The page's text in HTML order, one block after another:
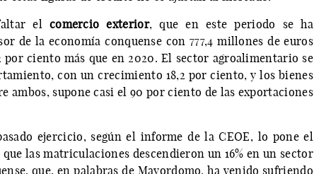
el comercio exterior, que en este periodo se ha
de la economía conquense con 777,4 millones de euros
por ciento más que en 2020. El sector agroalimentario se
con un crecimiento 18,2 por ciento, y los bienes
ambos, supone casi el 90 por ciento de las exportaciones
ejercicio, según el informe de la CEOE, lo pone el
que las matriculaciones descendieron un 16% en un sector
que, en palabras de Mayordomo, ha venido sufriendo